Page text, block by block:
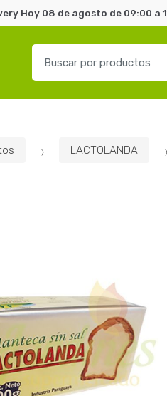
Hoy 08 de agosto de 09:00 a
LACTOLANDA